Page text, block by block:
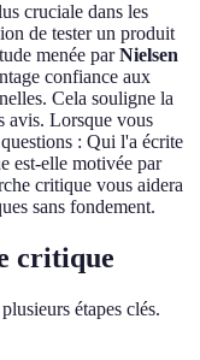
cruciale dans les
de tester un produit
menée parNielsen
confiance aux
Cela souligne la
avis. Lorsque vous
: Qui l'a écrite
est-elle motivée par
critique vous aidera
sans fondement.
critique
étapes clés.